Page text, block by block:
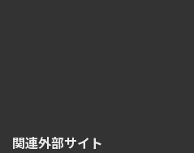
関連外部サイト